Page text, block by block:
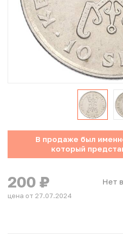
Юбилейные монеты Банка
Памятные и инвестиционные
Иностранные монеты
Неофициальные выпуски монет
Античные и средневековые
Наборы монет
Инвестиционные монеты
В продаже был
который
Нет
200 ₽
цена от 27.07.2024